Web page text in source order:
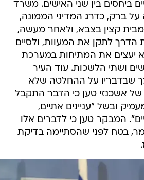
ביחסים בין שני האישים. משרד
על ברק, כדרג המדיני הממונה,
קצין בצבא, ולאחר מעשה,
הדרך לתקן את המעוות, ולסיים
יעצים את המתיחות במערכת
ושתי הלשכות. עוד העיר
שבדבריו על ההחלטה שלא
של אשכנזי טען כי הדבר התקבל
ובשל "עניינים אתיים,
המבקר טען כי לדברים אלו
בטח לפני שהסתיימה בדיקת